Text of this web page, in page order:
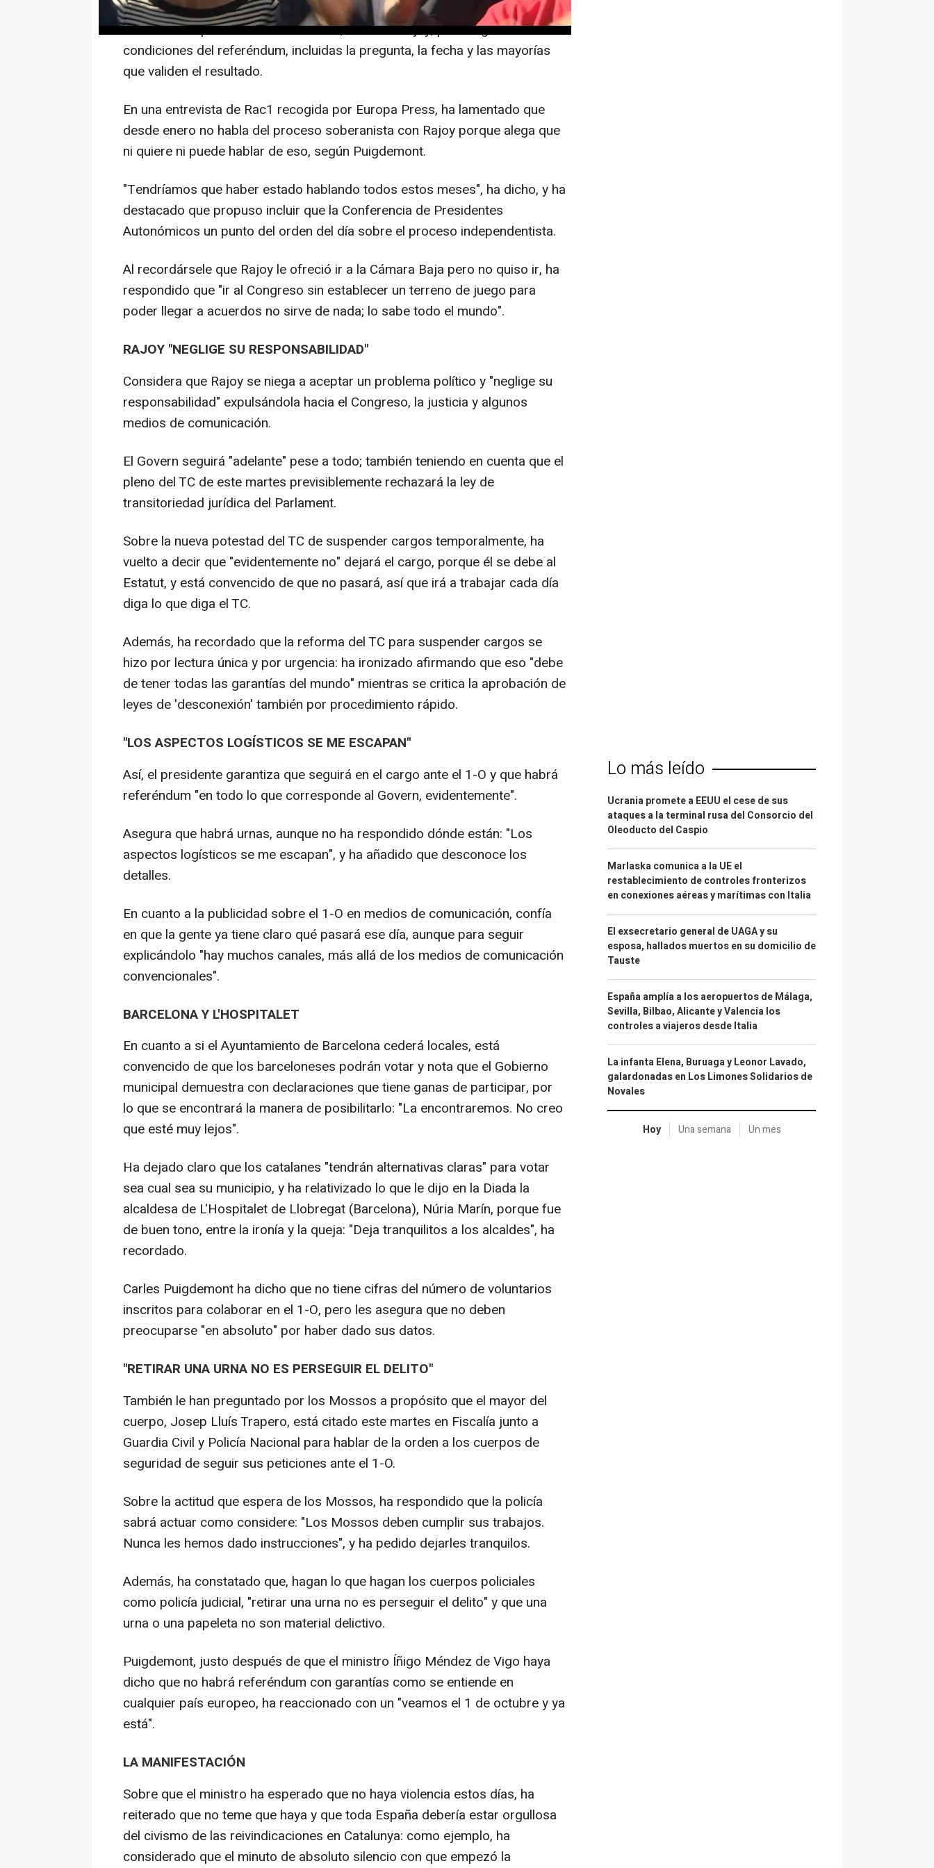
Así, ha reiterado este martes que está dispuesto "hasta el último minuto" a
hablar con el presidente del Gobierno, Mariano Rajoy, para negociar las
condiciones del referéndum, incluidas la pregunta, la fecha y las mayorías
que validen el resultado.
En una entrevista de Rac1 recogida por Europa Press, ha lamentado que
desde enero no habla del proceso soberanista con Rajoy porque alega que
ni quiere ni puede hablar de eso, según Puigdemont.
"Tendríamos que haber estado hablando todos estos meses", ha dicho, y ha
destacado que propuso incluir que la Conferencia de Presidentes
Autonómicos un punto del orden del día sobre el proceso independentista.
Al recordársele que Rajoy le ofreció ir a la Cámara Baja pero no quiso ir, ha
respondido que "ir al Congreso sin establecer un terreno de juego para
poder llegar a acuerdos no sirve de nada; lo sabe todo el mundo".
RAJOY "NEGLIGE SU RESPONSABILIDAD"
Considera que Rajoy se niega a aceptar un problema político y "neglige su
responsabilidad" expulsándola hacia el Congreso, la justicia y algunos
medios de comunicación.
El Govern seguirá "adelante" pese a todo; también teniendo en cuenta que el
pleno del TC de este martes previsiblemente rechazará la ley de
transitoriedad jurídica del Parlament.
Sobre la nueva potestad del TC de suspender cargos temporalmente, ha
vuelto a decir que "evidentemente no" dejará el cargo, porque él se debe al
Estatut, y está convencido de que no pasará, así que irá a trabajar cada día
diga lo que diga el TC.
Además, ha recordado que la reforma del TC para suspender cargos se
hizo por lectura única y por urgencia: ha ironizado afirmando que eso "debe
de tener todas las garantías del mundo" mientras se critica la aprobación de
leyes de 'desconexión' también por procedimiento rápido.
"LOS ASPECTOS LOGÍSTICOS SE ME ESCAPAN"
Así, el presidente garantiza que seguirá en el cargo ante el 1-O y que habrá
referéndum "en todo lo que corresponde al Govern, evidentemente".
Asegura que habrá urnas, aunque no ha respondido dónde están: "Los
aspectos logísticos se me escapan", y ha añadido que desconoce los
detalles.
En cuanto a la publicidad sobre el 1-O en medios de comunicación, confía
en que la gente ya tiene claro qué pasará ese día, aunque para seguir
explicándolo "hay muchos canales, más allá de los medios de comunicación
convencionales".
BARCELONA Y L'HOSPITALET
En cuanto a si el Ayuntamiento de Barcelona cederá locales, está
convencido de que los barceloneses podrán votar y nota que el Gobierno
municipal demuestra con declaraciones que tiene ganas de participar, por
lo que se encontrará la manera de posibilitarlo: "La encontraremos. No creo
que esté muy lejos".
Ha dejado claro que los catalanes "tendrán alternativas claras" para votar
sea cual sea su municipio, y ha relativizado lo que le dijo en la Diada la
alcaldesa de L'Hospitalet de Llobregat (Barcelona), Núria Marín, porque fue
de buen tono, entre la ironía y la queja: "Deja tranquilitos a los alcaldes", ha
recordado.
Carles Puigdemont ha dicho que no tiene cifras del número de voluntarios
inscritos para colaborar en el 1-O, pero les asegura que no deben
preocuparse "en absoluto" por haber dado sus datos.
"RETIRAR UNA URNA NO ES PERSEGUIR EL DELITO"
También le han preguntado por los Mossos a propósito que el mayor del
cuerpo, Josep Lluís Trapero, está citado este martes en Fiscalía junto a
Guardia Civil y Policía Nacional para hablar de la orden a los cuerpos de
seguridad de seguir sus peticiones ante el 1-O.
Sobre la actitud que espera de los Mossos, ha respondido que la policía
sabrá actuar como considere: "Los Mossos deben cumplir sus trabajos.
Nunca les hemos dado instrucciones", y ha pedido dejarles tranquilos.
Además, ha constatado que, hagan lo que hagan los cuerpos policiales
como policía judicial, "retirar una urna no es perseguir el delito" y que una
urna o una papeleta no son material delictivo.
Puigdemont, justo después de que el ministro Íñigo Méndez de Vigo haya
dicho que no habrá referéndum con garantías como se entiende en
cualquier país europeo, ha reaccionado con un "veamos el 1 de octubre y ya
está".
LA MANIFESTACIÓN
Sobre que el ministro ha esperado que no haya violencia estos días, ha
reiterado que no teme que haya y que toda España debería estar orgullosa
del civismo de las reivindicaciones en Catalunya: como ejemplo, ha
considerado que el minuto de absoluto silencio con que empezó la
Lo más leído
Ucrania promete a EEUU el cese de sus
ataques a la terminal rusa del Consorcio del
Oleoducto del Caspio
Marlaska comunica a la UE el
restablecimiento de controles fronterizos
en conexiones aéreas y marítimas con Italia
El exsecretario general de UAGA y su
esposa, hallados muertos en su domicilio de
Tauste
España amplía a los aeropuertos de Málaga,
Sevilla, Bilbao, Alicante y Valencia los
controles a viajeros desde Italia
La infanta Elena, Buruaga y Leonor Lavado,
galardonadas en Los Limones Solidarios de
Novales
Hoy Una semana Un mes